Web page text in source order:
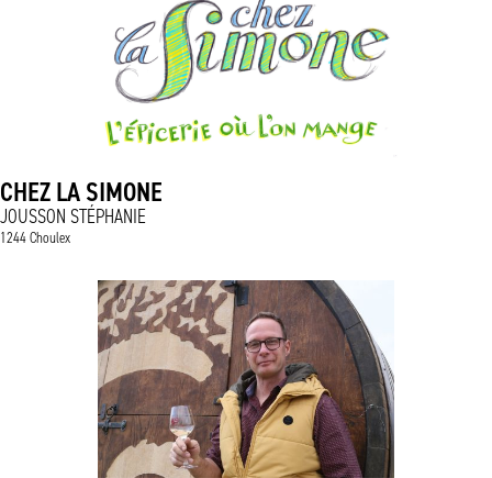
CHEZ LA SIMONE
JOUSSON STÉPHANIE
1244 Choulex